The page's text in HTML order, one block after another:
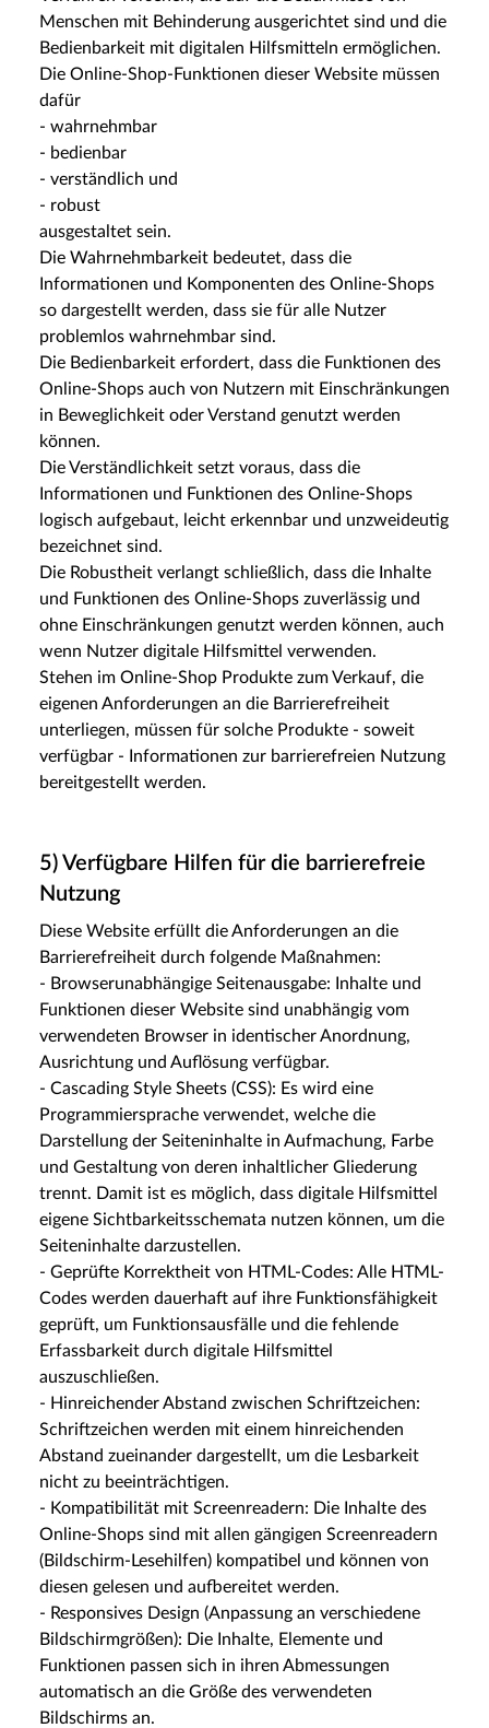
Menschen mit Behinderung ausgerichtet sind und die
Bedienbarkeit mit digitalen Hilfsmitteln ermöglichen.
Die Online-Shop-Funktionen dieser Website müssen
dafür
- wahrnehmbar
- bedienbar
- verständlich und
- robust
ausgestaltet sein.
Die Wahrnehmbarkeit bedeutet, dass die
Informationen und Komponenten des Online-Shops
so dargestellt werden, dass sie für alle Nutzer
problemlos wahrnehmbar sind.
Die Bedienbarkeit erfordert, dass die Funktionen des
Online-Shops auch von Nutzern mit Einschränkungen
in Beweglichkeit oder Verstand genutzt werden
können.
Die Verständlichkeit setzt voraus, dass die
Informationen und Funktionen des Online-Shops
logisch aufgebaut, leicht erkennbar und unzweideutig
bezeichnet sind.
Die Robustheit verlangt schließlich, dass die Inhalte
und Funktionen des Online-Shops zuverlässig und
ohne Einschränkungen genutzt werden können, auch
wenn Nutzer digitale Hilfsmittel verwenden.
Stehen im Online-Shop Produkte zum Verkauf, die
eigenen Anforderungen an die Barrierefreiheit
unterliegen, müssen für solche Produkte - soweit
verfügbar - Informationen zur barrierefreien Nutzung
bereitgestellt werden.
5) Verfügbare Hilfen für die barrierefreie
Nutzung
Diese Website erfüllt die Anforderungen an die
Barrierefreiheit durch folgende Maßnahmen:
- Browserunabhängige Seitenausgabe: Inhalte und
Funktionen dieser Website sind unabhängig vom
verwendeten Browser in identischer Anordnung,
Ausrichtung und Auflösung verfügbar.
- Cascading Style Sheets (CSS): Es wird eine
Programmiersprache verwendet, welche die
Darstellung der Seiteninhalte in Aufmachung, Farbe
und Gestaltung von deren inhaltlicher Gliederung
trennt. Damit ist es möglich, dass digitale Hilfsmittel
eigene Sichtbarkeitsschemata nutzen können, um die
Seiteninhalte darzustellen.
- Geprüfte Korrektheit von HTML-Codes: Alle HTML-
Codes werden dauerhaft auf ihre Funktionsfähigkeit
geprüft, um Funktionsausfälle und die fehlende
Erfassbarkeit durch digitale Hilfsmittel
auszuschließen.
- Hinreichender Abstand zwischen Schriftzeichen:
Schriftzeichen werden mit einem hinreichenden
Abstand zueinander dargestellt, um die Lesbarkeit
nicht zu beeinträchtigen.
- Kompatibilität mit Screenreadern: Die Inhalte des
Online-Shops sind mit allen gängigen Screenreadern
(Bildschirm-Lesehilfen) kompatibel und können von
diesen gelesen und aufbereitet werden.
- Responsives Design (Anpassung an verschiedene
Bildschirmgrößen): Die Inhalte, Elemente und
Funktionen passen sich in ihren Abmessungen
automatisch an die Größe des verwendeten
Bildschirms an.